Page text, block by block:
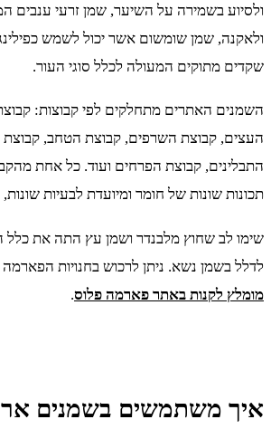
ולסיוע בשמירה על השיער, שמן זרעי ענבים
ולאקנה, שמן שומשום אשר יכול לשמש
שקדים מתוקים המעולה לכלל סוגי העור.
השמנים האתרים מתחלקים לפי קבוצות:
העצים, קבוצת השרפים, קבוצת הטחב,
התבלינים, קבוצת הפרחים ועוד. כל אחת
תכונות שונות של חומר ומיועדת לבעיות שונות,
שימו לב שחוץ מלבנדר ושמן עץ התה את כלל
לדלל בשמן נשא. ניתן לרכוש בחנויות הפארמה
מומלץ לקנות באתר פארמה פלוס.
איך משתמשים בשמנים